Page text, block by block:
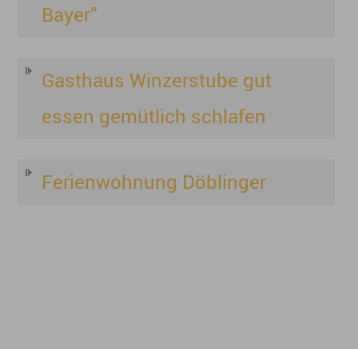
Bayer”
Gasthaus Winzerstube gut
essen gemütlich schlafen
Ferienwohnung Döblinger